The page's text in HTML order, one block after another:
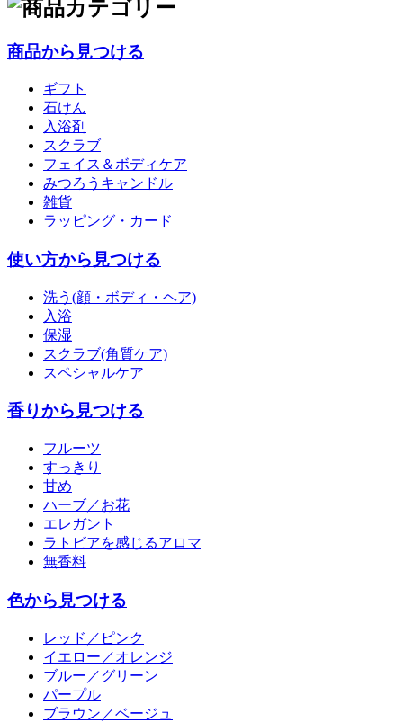
商品から見つける
ギフト
石けん
入浴剤
スクラブ
フェイス＆ボディケア
みつろうキャンドル
雑貨
ラッピング・カード
使い方から見つける
洗う(顔・ボディ・ヘア)
入浴
保湿
スクラブ(角質ケア)
スペシャルケア
香りから見つける
フルーツ
すっきり
甘め
ハーブ／お花
エレガント
ラトビアを感じるアロマ
無香料
色から見つける
レッド／ピンク
イエロー／オレンジ
ブルー／グリーン
パープル
ブラウン／ベージュ